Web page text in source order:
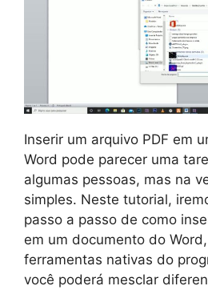
Inserir um arquivo PDF em
Word pode parecer uma
algumas pessoas, mas na
simples. Neste tutorial,
passo a passo de como
em um documento do
ferramentas nativas do
você poderá mesclar